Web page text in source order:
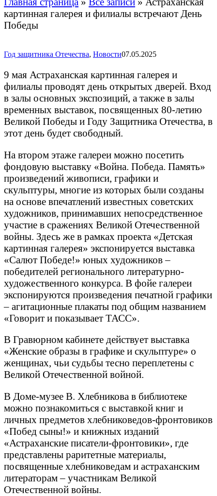
картинная галерея и филиалы встречают День
Победы
Год защитника Отечества, Новости07.05.2025
9 мая Астраханская картинная галерея и
филиалы проводят день открытых дверей. Вход
в залы основных экспозиций, а также в залы
временных выставок, посвященных 80-летию
Великой Победы и Году Защитника Отечества, в
этот день будет свободный.
На втором этаже галереи можно посетить
фондовую выставку «Война. Победа. Память»
произведений живописи, графики и
скульптуры, многие из которых были созданы
на основе впечатлений известных советских
художников, принимавших непосредственное
участие в сражениях Великой Отечественной
войны. Здесь же в рамках проекта «Детская
картинная галерея» экспонируется выставка
«Салют Победе!» юных художников –
победителей регионального литературно-
художественного конкурса. В фойе галереи
экспонируются произведения печатной графики
– агитационные плакаты под общим названием
«Говорит и показывает ТАСС».
В Гравюрном кабинете действует выставка
«Женские образы в графике и скульптуре» о
женщинах, чьи судьбы тесно переплетены с
Великой Отечественной войной.
В Доме-музее В. Хлебникова в библиотеке
можно познакомиться с выставкой книг и
личных предметов хлебниковедов-фронтовиков
«Побед сыны!» и книжных изданий
«Астраханские писатели-фронтовики», где
представлены раритетные материалы,
посвященные хлебниковедам и астраханским
литераторам – участникам Великой
Отечественной войны.